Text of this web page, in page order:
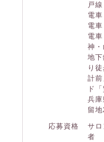
戸
電
電
電
神
地
り
計
ド
兵
留
応募資格
サ
者